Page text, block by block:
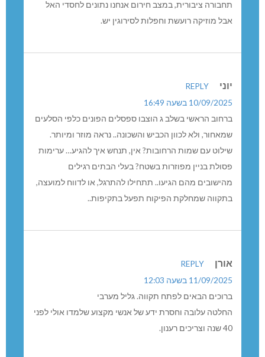
10/09/2025 בשעה 14:14
תושבי שלב ג’ מנותקים מכל ציביליזציה, אין תקשורת ואין
יוני
REPLY
10/09/2025 בשעה 16:49
ברחוב הראשי בשלב ג הוצבו ספסלים הפונים כלפי הסלעים
שמאחור, ולא לכוון הכביש והשכונה.. נראה מוזר ומיותר.
שילוט עם שמות הרחובות? אין, תנחש איך להגיע… ערימות
פסולת בניין מפוזרות בשטח? בעלי הבתים רגילים
אורן
REPLY
11/09/2025 בשעה 12:03
ברוכים הבאים לפתח תקווה. גליל מערבי